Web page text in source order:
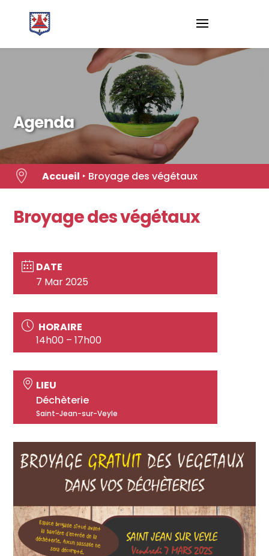
content
Agenda
 Accueil ‣ Broyage des végétaux
Broyage des végétaux
DATE
7 Mar 2025
HORAIRE
14h00 – 17h00
LIEU
Déchèterie
Saint-Jean-sur-Veyle